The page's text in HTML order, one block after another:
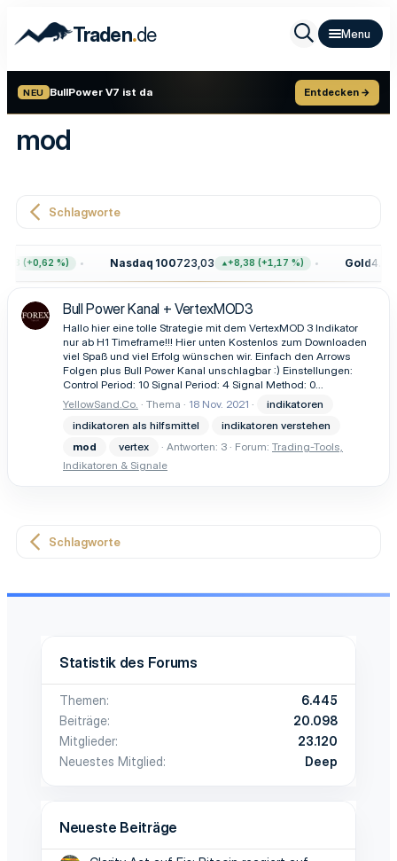
Traden.de
NEU BullPower V7 ist da Entdecken →
mod
Schlagworte
(+0,62 %) Nasdaq 100723,03 +8,38 (+1,17 %) Gold
Bull Power Kanal + VertexMOD3
Hallo hier eine tolle Strategie mit dem VertexMOD 3 Indikator
nur ab H1 Timeframe!!! Hier unten Kostenlos zum Downloaden
viel Spaß und viel Erfolg wünschen wir. Einfach den Arrows
Folgen plus Bull Power Kanal unschlagbar :) Einstellungen:
Control Period: 10 Signal Period: 4 Signal Method: 0...
YellowSand.Co.
Thema 18 Nov. 2021
indikatoren
indikatoren als hilfsmittel
indikatoren verstehen
mod
vertex Antworten: 3 Forum: Trading-Tools,
Indikatoren & Signale
Schlagworte
Statistik des Forums
Themen
6.445
Beiträge
20.098
Mitglieder
23.120
Neuestes Mitglied
Deep
Neueste Beiträge